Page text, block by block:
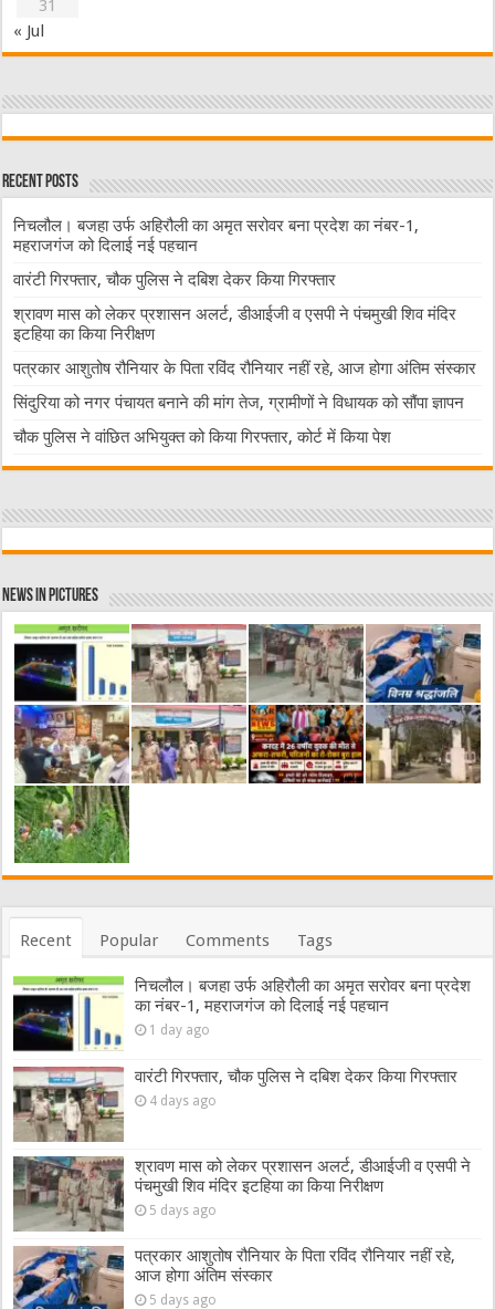
31
« Jul
Recent Posts
निचलौल। बजहा उर्फ अहिरौली का अमृत सरोवर बना प्रदेश का नंबर-1,
महराजगंज को दिलाई नई पहचान
वारंटी गिरफ्तार, चौक पुलिस ने दबिश देकर किया गिरफ्तार
श्रावण मास को लेकर प्रशासन अलर्ट, डीआईजी व एसपी ने पंचमुखी शिव मंदिर
इटहिया का किया निरीक्षण
पत्रकार आशुतोष रौनियार के पिता रविंद रौनियार नहीं रहे, आज होगा अंतिम संस्कार
सिंदुरिया को नगर पंचायत बनाने की मांग तेज, ग्रामीणों ने विधायक को सौंपा ज्ञापन
चौक पुलिस ने वांछित अभियुक्त को किया गिरफ्तार, कोर्ट में किया पेश
News in Pictures
Recent Popular Comments Tags
निचलौल। बजहा उर्फ अहिरौली का अमृत सरोवर बना प्रदेश
का नंबर-1, महराजगंज को दिलाई नई पहचान
1 day ago
वारंटी गिरफ्तार, चौक पुलिस ने दबिश देकर किया गिरफ्तार
4 days ago
श्रावण मास को लेकर प्रशासन अलर्ट, डीआईजी व एसपी ने
पंचमुखी शिव मंदिर इटहिया का किया निरीक्षण
5 days ago
पत्रकार आशुतोष रौनियार के पिता रविंद रौनियार नहीं रहे,
आज होगा अंतिम संस्कार
5 days ago